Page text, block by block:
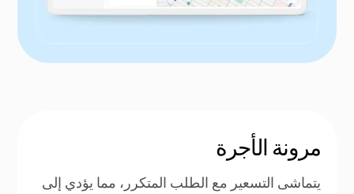
مرونة الأجرة
يتماشى التسعير مع الطلب المتكرر، مما يؤدي إلى